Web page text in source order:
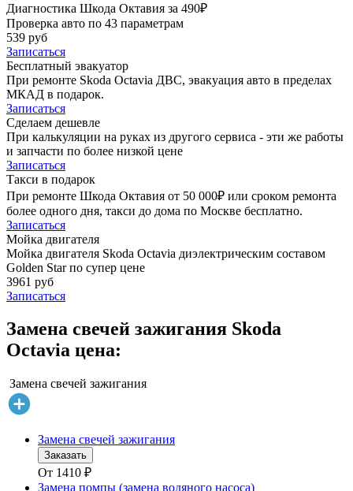
Диагностика Шкода Октавия за 490₽
Проверка авто по 43 параметрам
539 руб
Записаться
Бесплатный эвакуатор
При ремонте Skoda Octavia ДВС, эвакуация авто в пределах
МКАД в подарок.
Записаться
Сделаем дешевле
При калькуляции на руках из другого сервиса - эти же работы
и запчасти по более низкой цене
Записаться
Такси в подарок
При ремонте Шкода Октавия от 50 000₽ или сроком ремонта
более одного дня, такси до дома по Москве бесплатно.
Записаться
Мойка двигателя
Мойка двигателя Skoda Octavia диэлектрическим составом
Golden Star по супер цене
3961 руб
Записаться
Замена свечей зажигания Skoda
Octavia цена:
Замена свечей зажигания
Замена свечей зажигания
Заказать
От 1410 ₽
Замена помпы (замена водяного насоса)